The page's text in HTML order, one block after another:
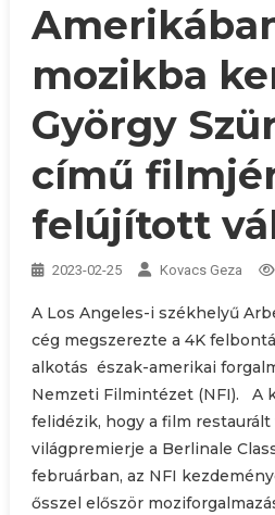
mozikba
György
című
felújított
2023-02-25 Kovacs Geza
A Los Angeles-i székhelyű
cég megszerezte a 4K
alkotás észak-amerikai
Nemzeti Filmintézet (NFI). A
felidézik, hogy a film
világpremierje a Berlinale
februárban, az NFI
ősszel először